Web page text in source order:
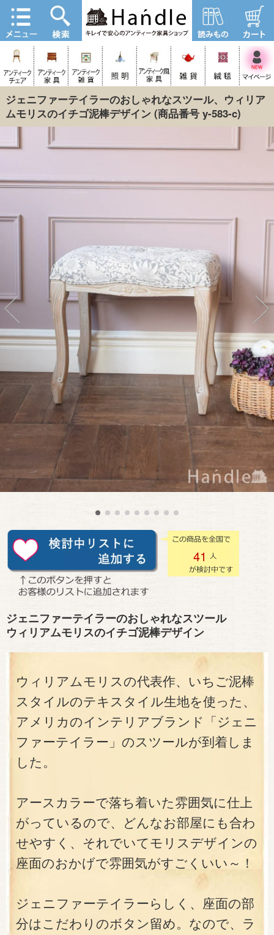
ジェニファーテイラーのおしゃれなスツール、ウィリア
ムモリスのイチゴ泥棒デザイン(商品番号 y-583-c)
41
ジェニファーテイラーのおしゃれなスツール
ウィリアムモリスのイチゴ泥棒デザイン
ウィリアムモリスの代表作、いちご泥棒
スタイルのテキスタイル生地を使った、
アメリカのインテリアブランド「ジェニ
ファーテイラー」のスツールが到着しま
した。
アースカラーで落ち着いた雰囲気に仕上
がっているので、どんなお部屋にも合わ
せやすく、それでいてモリスデザインの
座面のおかげで雰囲気がすごくいい～！
ジェニファーテイラーらしく、座面の部
分はこだわりのボタン留め。なので、ラ